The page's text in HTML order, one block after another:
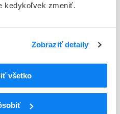
kedykoľvek zmeniť.
Zobraziť detaily
všetko
SYSTÉM
NA RENÍN-
KONVERTUJÚCEHO
SAMOTNÉ